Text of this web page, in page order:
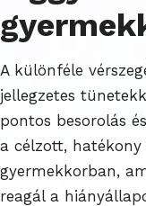
A különféle
jellegzetes
pontos besorolás
a célzott, hatékony
gyermekkorban,
reagál a